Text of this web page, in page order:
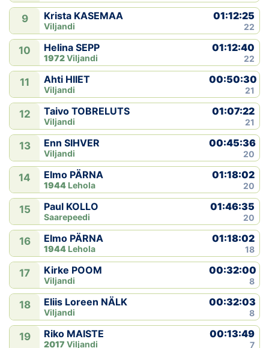
9 Krista KASEMAA
Viljandi
01:12:25
22
10 Helina SEPP
1972Viljandi
01:12:40
22
11 Ahti HIIET
Viljandi
00:50:30
21
12 Taivo TOBRELUTS
Viljandi
01:07:22
21
13 Enn SIHVER
Viljandi
00:45:36
20
14 Elmo PÄRNA
1944 Lehola
01:18:02
20
15 Paul KOLLO
Saarepeedi
01:46:35
20
16 Elmo PÄRNA
1944 Lehola
01:18:02
18
17 Kirke POOM
Viljandi
00:32:00
8
18 Eliis Loreen NÄLK
Viljandi
00:32:03
8
19 Riko MAISTE
2017 Viljandi
00:13:49
7